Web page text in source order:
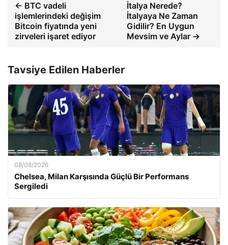
← BTC vadeli
işlemlerindeki değişim
Bitcoin fiyatında yeni
zirveleri işaret ediyor
İtalya Nerede?
İtalyaya Ne Zaman
Gidilir? En Uygun
Mevsim ve Aylar →
Tavsiye Edilen Haberler
08/08/2026
Chelsea, Milan Karşısında Güçlü Bir Performans
Sergiledi